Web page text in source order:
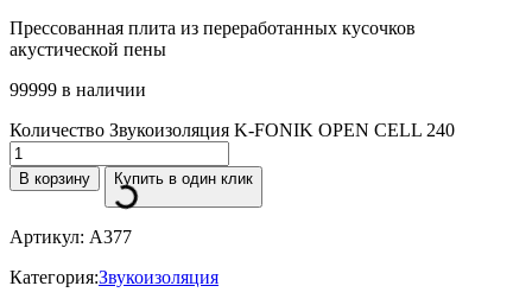
Прессованная плита из переработанных кусочков
акустической пены
99999 в наличии
Количество Звукоизоляция K-FONIK OPEN CELL 240
В корзину Купить в один клик
Артикул: A377
Категория:Звукоизоляция